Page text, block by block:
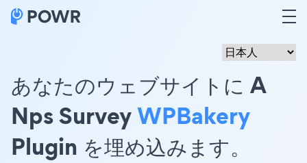
あなたのウェブサイトに A
Nps SurveyWPBakery
Plugin を埋め込みます。